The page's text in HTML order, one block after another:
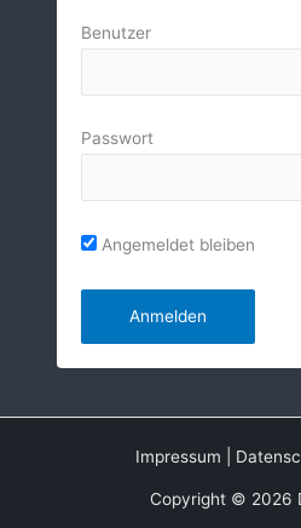
Benutzer
Passwort
Angemeldet bleiben
Impressum
Copyright © 2026